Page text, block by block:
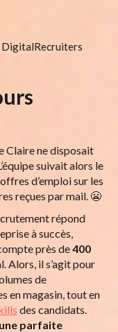
DigitalRecruiters
Claire ne disposait
suivait alors le
d’emploi sur les
reçues par mail. 😬
répond
à succès,
près de400
Alors, il s’agit pour
de
en magasin, tout en
des candidats.
une parfaite